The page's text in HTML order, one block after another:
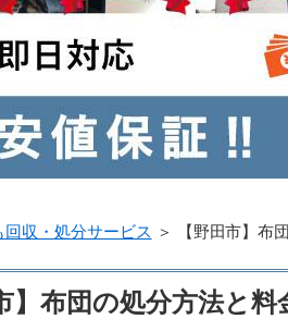
回収・処分サービス ＞ 【野田市】布
】布団の処分方法と